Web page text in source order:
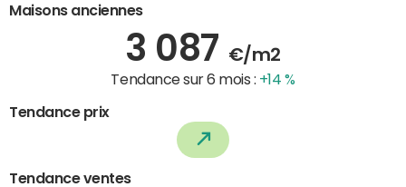
Maisons anciennes
3 087 €/m2
Tendance sur 6 mois : +14 %
Tendance prix
Tendance ventes